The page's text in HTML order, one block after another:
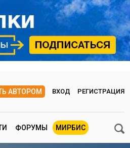
АВТОРОМ ВХОД РЕГИСТРАЦИЯ
ФОРУМЫ МИРБИС